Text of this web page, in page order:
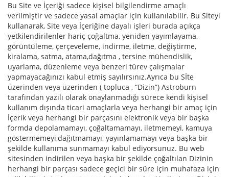
Bu Site ve İçeriği sadece kişisel bilgilendirme amaçlı
verilmiştir ve sadece yasal amaçlar için kullanılabilir. Bu Siteyi
kullanarak, Site veya İçeriğine dayalı işleri burada açıkça
yetkilendirilenler hariç çoğaltma, yeniden yayımlayama,
görüntüleme, çerçeveleme, indirme, iletme, değiştirme,
kiralama, satma, atama,dağıtma , tersine mühendislik,
uyarlama, düzenleme veya benzeri türev çalışmalar
yapmayacağınızı kabul etmiş sayılırsınız.Ayrıca bu Sİte
üzerinden veya üzerinden ( topluca , “Dizin”) Astroburn
tarafından yazılı olarak onaylanmadığı sürece kendi kişisel
kullanım dışında ticari amaçlarla veya herhangi bir amaç için
İçerik veya herhangi bir parçasını elektronik veya bir başka
formda depolamamayı, çoğaltamamayı, iletmemeyi, kamuya
göstermemeyi,dağıtmamayı, yayınlamamayı veya başka bir
şekilde kullanıma sunmamayı kabul ediyorsunuz. Bu web
sitesinden indirilen veya başka bir şekilde çoğaltılan Dizinin
herhangi bir parçası sadece geçici bir süre için muhafaza için